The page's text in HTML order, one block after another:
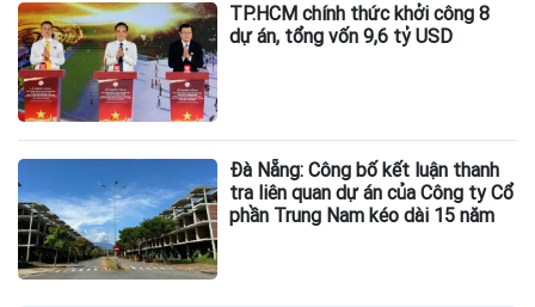
TP.HCM chính thức khởi công 8
dự án, tổng vốn 9,6 tỷ USD
Đà Nẵng: Công bố kết luận thanh
tra liên quan dự án của Công ty Cổ
phần Trung Nam kéo dài 15 năm